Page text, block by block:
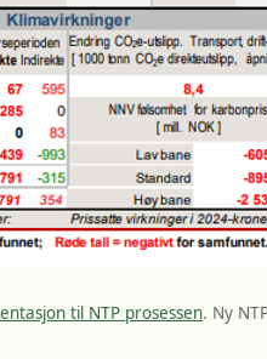
til NTP prosessen. Ny